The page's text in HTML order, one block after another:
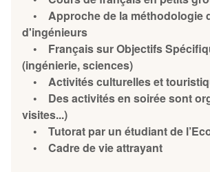
• Approche de la méthodologie
d'ingénieurs
• Français sur Objectifs
(ingénierie, sciences)
• Activités culturelles et
• Des activités en soirée sont
visites...)
• Tutorat par un étudiant de
• Cadre de vie attrayant